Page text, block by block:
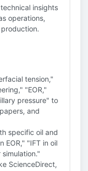
insights
operations,
tension,"
"EOR,"
pressure" to
and
specific oil and
EOR," "IFT in oil
ScienceDirect,